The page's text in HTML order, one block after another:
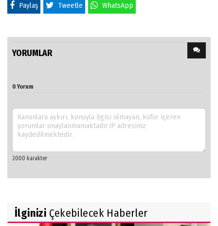
Paylaş Tweetle WhatsApp
YORUMLAR
0 Yorum
İlginizi Çekebilecek Haberler